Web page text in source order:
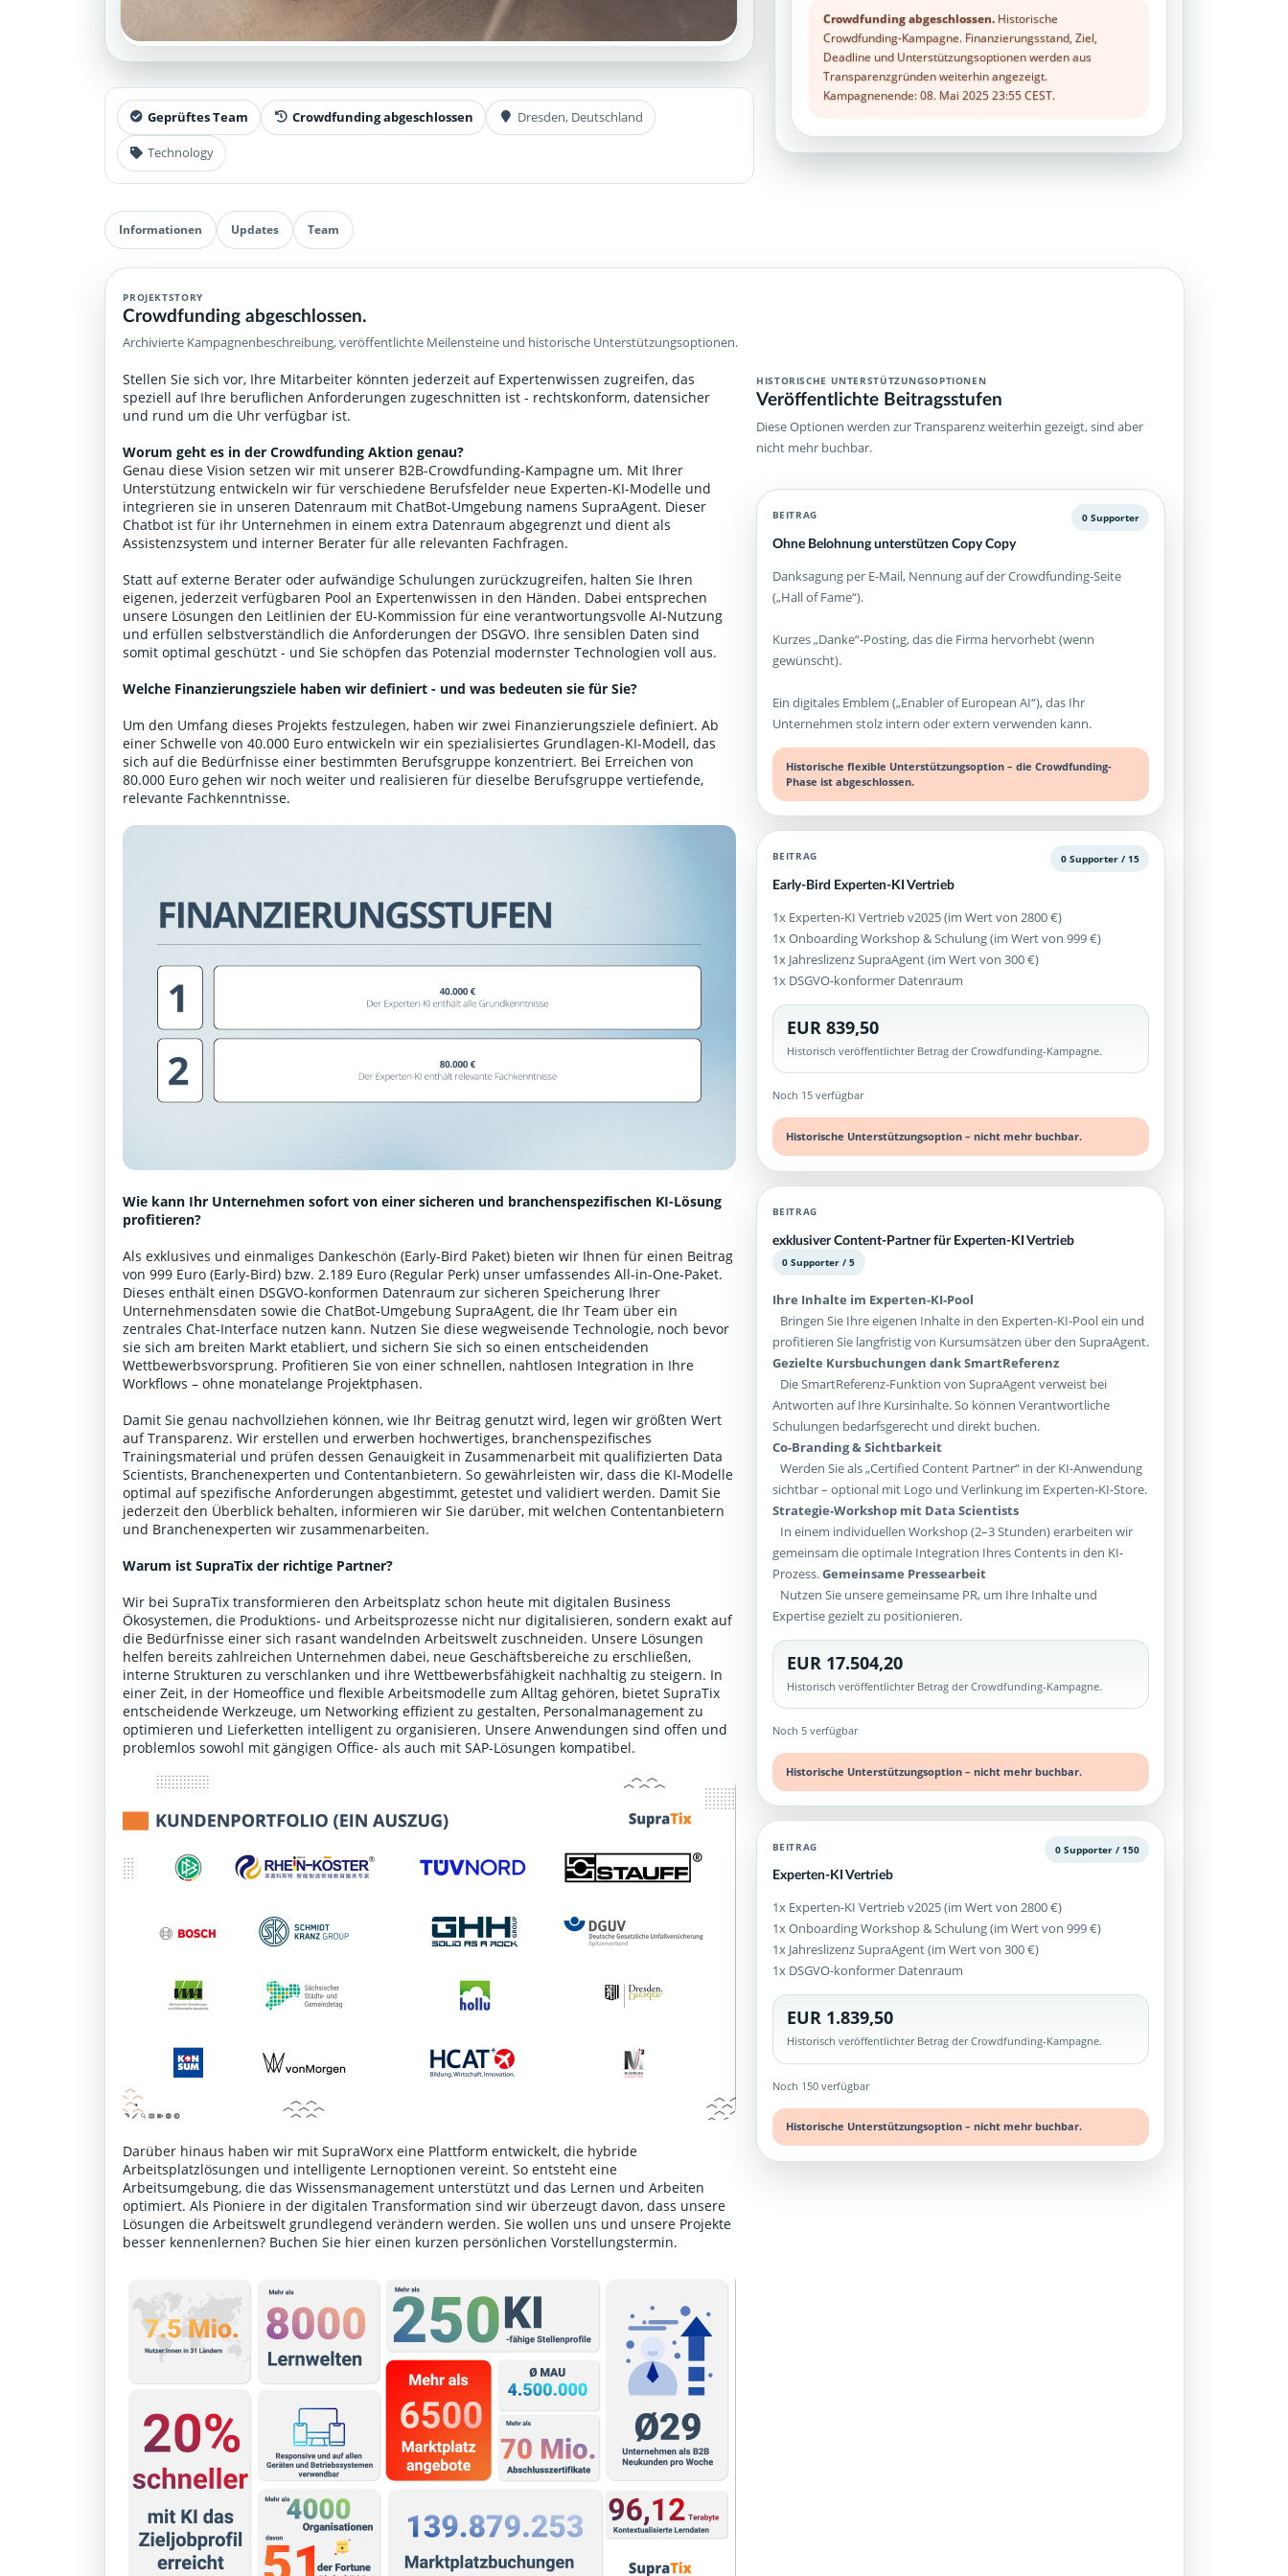
Geprüftes Team Crowdfunding abgeschlossen Dresden, Deutschland
Technology
Crowdfunding abgeschlossen.Historische
Crowdfunding-Kampagne. Finanzierungsstand, Ziel,
Deadline und Unterstützungsoptionen werden aus
Transparenzgründen weiterhin angezeigt.
Kampagnenende: 08. Mai 2025 23:55 CEST.
Informationen Updates Team
PROJEKTSTORY
Crowdfunding abgeschlossen.
Archivierte Kampagnenbeschreibung, veröffentlichte Meilensteine und historische Unterstützungsoptionen.
Stellen Sie sich vor, Ihre Mitarbeiter könnten jederzeit auf Expertenwissen zugreifen, das
speziell auf Ihre beruflichen Anforderungen zugeschnitten ist - rechtskonform, datensicher
und rund um die Uhr verfügbar ist.
Worum geht es in der Crowdfunding Aktion genau?
Genau diese Vision setzen wir mit unserer B2B-Crowdfunding-Kampagne um. Mit Ihrer
Unterstützung entwickeln wir für verschiedene Berufsfelder neue Experten-KI-Modelle und
integrieren sie in unseren Datenraum mit ChatBot-Umgebung namens SupraAgent. Dieser
Chatbot ist für ihr Unternehmen in einem extra Datenraum abgegrenzt und dient als
Assistenzsystem und interner Berater für alle relevanten Fachfragen.
Statt auf externe Berater oder aufwändige Schulungen zurückzugreifen, halten Sie Ihren
eigenen, jederzeit verfügbaren Pool an Expertenwissen in den Händen. Dabei entsprechen
unsere Lösungen den Leitlinien der EU-Kommission für eine verantwortungsvolle AI-Nutzung
und erfüllen selbstverständlich die Anforderungen der DSGVO. Ihre sensiblen Daten sind
somit optimal geschützt - und Sie schöpfen das Potenzial modernster Technologien voll aus.
Welche Finanzierungsziele haben wir definiert - und was bedeuten sie für Sie?
Um den Umfang dieses Projekts festzulegen, haben wir zwei Finanzierungsziele definiert. Ab
einer Schwelle von 40.000 Euro entwickeln wir ein spezialisiertes Grundlagen-KI-Modell, das
sich auf die Bedürfnisse einer bestimmten Berufsgruppe konzentriert. Bei Erreichen von
80.000 Euro gehen wir noch weiter und realisieren für dieselbe Berufsgruppe vertiefende,
relevante Fachkenntnisse.
Wie kann Ihr Unternehmen sofort von einer sicheren und branchenspezifischen KI-Lösung
profitieren?
Als exklusives und einmaliges Dankeschön (Early-Bird Paket) bieten wir Ihnen für einen Beitrag
von 999 Euro (Early-Bird) bzw. 2.189 Euro (Regular Perk) unser umfassendes All-in-One-Paket.
Dieses enthält einen DSGVO-konformen Datenraum zur sicheren Speicherung Ihrer
Unternehmensdaten sowie die ChatBot-Umgebung SupraAgent, die Ihr Team über ein
zentrales Chat-Interface nutzen kann. Nutzen Sie diese wegweisende Technologie, noch bevor
sie sich am breiten Markt etabliert, und sichern Sie sich so einen entscheidenden
Wettbewerbsvorsprung. Profitieren Sie von einer schnellen, nahtlosen Integration in Ihre
Workflows – ohne monatelange Projektphasen.
Damit Sie genau nachvollziehen können, wie Ihr Beitrag genutzt wird, legen wir größten Wert
auf Transparenz. Wir erstellen und erwerben hochwertiges, branchenspezifisches
Trainingsmaterial und prüfen dessen Genauigkeit in Zusammenarbeit mit qualifizierten Data
Scientists, Branchenexperten und Contentanbietern. So gewährleisten wir, dass die KI-Modelle
optimal auf spezifische Anforderungen abgestimmt, getestet und validiert werden. Damit Sie
jederzeit den Überblick behalten, informieren wir Sie darüber, mit welchen Contentanbietern
und Branchenexperten wir zusammenarbeiten.
Warum ist SupraTix der richtige Partner?
Wir bei SupraTix transformieren den Arbeitsplatz schon heute mit digitalen Business
Ökosystemen, die Produktions- und Arbeitsprozesse nicht nur digitalisieren, sondern exakt auf
die Bedürfnisse einer sich rasant wandelnden Arbeitswelt zuschneiden. Unsere Lösungen
helfen bereits zahlreichen Unternehmen dabei, neue Geschäftsbereiche zu erschließen,
interne Strukturen zu verschlanken und ihre Wettbewerbsfähigkeit nachhaltig zu steigern. In
einer Zeit, in der Homeoffice und flexible Arbeitsmodelle zum Alltag gehören, bietet SupraTix
entscheidende Werkzeuge, um Networking effizient zu gestalten, Personalmanagement zu
optimieren und Lieferketten intelligent zu organisieren. Unsere Anwendungen sind offen und
problemlos sowohl mit gängigen Office- als auch mit SAP-Lösungen kompatibel.
Darüber hinaus haben wir mit SupraWorx eine Plattform entwickelt, die hybride
Arbeitsplatzlösungen und intelligente Lernoptionen vereint. So entsteht eine
Arbeitsumgebung, die das Wissensmanagement unterstützt und das Lernen und Arbeiten
optimiert. Als Pioniere in der digitalen Transformation sind wir überzeugt davon, dass unsere
Lösungen die Arbeitswelt grundlegend verändern werden. Sie wollen uns und unsere Projekte
besser kennenlernen? Buchen Sie hier einen kurzen persönlichen Vorstellungstermin.
HISTORISCHE UNTERSTÜTZUNGSOPTIONEN
Veröffentlichte Beitragsstufen
Diese Optionen werden zur Transparenz weiterhin gezeigt, sind aber
nicht mehr buchbar.
BEITRAG
Ohne Belohnung unterstützen Copy Copy
0 Supporter
Danksagung per E-Mail, Nennung auf der Crowdfunding-Seite
(„Hall of Fame“).
Kurzes „Danke“-Posting, das die Firma hervorhebt (wenn
gewünscht).
Ein digitales Emblem („Enabler of European AI“), das Ihr
Unternehmen stolz intern oder extern verwenden kann.
Historische flexible Unterstützungsoption – die Crowdfunding-
Phase ist abgeschlossen.
BEITRAG
Early-Bird Experten-KI Vertrieb
0 Supporter / 15
1x Experten-KI Vertrieb v2025 (im Wert von 2800 €)
1x Onboarding Workshop & Schulung (im Wert von 999 €)
1x Jahreslizenz SupraAgent (im Wert von 300 €)
1x DSGVO-konformer Datenraum
EUR 839,50
Historisch veröffentlichter Betrag der Crowdfunding-Kampagne.
Noch 15 verfügbar
Historische Unterstützungsoption – nicht mehr buchbar.
BEITRAG
exklusiver Content-Partner für Experten-KI Vertrieb
0 Supporter / 5
Ihre Inhalte im Experten-KI-Pool
Bringen Sie Ihre eigenen Inhalte in den Experten-KI-Pool ein und
profitieren Sie langfristig von Kursumsätzen über den SupraAgent.
Gezielte Kursbuchungen dank SmartReferenz
Die SmartReferenz-Funktion von SupraAgent verweist bei
Antworten auf Ihre Kursinhalte. So können Verantwortliche
Schulungen bedarfsgerecht und direkt buchen.
Co-Branding & Sichtbarkeit
Werden Sie als „Certified Content Partner“ in der KI-Anwendung
sichtbar – optional mit Logo und Verlinkung im Experten-KI-Store.
Strategie-Workshop mit Data Scientists
In einem individuellen Workshop (2–3 Stunden) erarbeiten wir
gemeinsam die optimale Integration Ihres Contents in den KI-
Prozess.Gemeinsame Pressearbeit
Nutzen Sie unsere gemeinsame PR, um Ihre Inhalte und
Expertise gezielt zu positionieren.
EUR 17.504,20
Historisch veröffentlichter Betrag der Crowdfunding-Kampagne.
Noch 5 verfügbar
Historische Unterstützungsoption – nicht mehr buchbar.
BEITRAG
Experten-KI Vertrieb
0 Supporter / 150
1x Experten-KI Vertrieb v2025 (im Wert von 2800 €)
1x Onboarding Workshop & Schulung (im Wert von 999 €)
1x Jahreslizenz SupraAgent (im Wert von 300 €)
1x DSGVO-konformer Datenraum
EUR 1.839,50
Historisch veröffentlichter Betrag der Crowdfunding-Kampagne.
Noch 150 verfügbar
Historische Unterstützungsoption – nicht mehr buchbar.